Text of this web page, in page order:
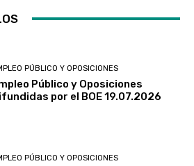
PÚBLICO Y OPOSICIONES
Público y Oposiciones
por el BOE 19.07.2026
PÚBLICO Y OPOSICIONES